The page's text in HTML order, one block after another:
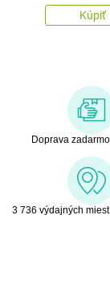
Kúpiť
Doprava
3 736 výdajných